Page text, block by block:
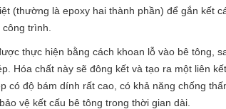
(thường là epoxy hai thành phần) để gắn kết
trình.
thực hiện bằng cách khoan lỗ vào bê tông,
Hóa chất này sẽ đông kết và tạo ra một liên
có độ bám dính rất cao, có khả năng chống
vệ kết cấu bê tông trong thời gian dài.